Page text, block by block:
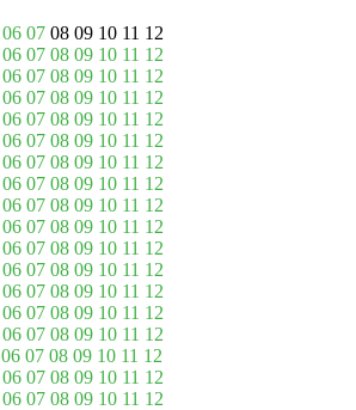
06 07 08 09 10 11 12
06 07 08 09 10 11 12
06 07 08 09 10 11 12
06 07 08 09 10 11 12
06 07 08 09 10 11 12
06 07 08 09 10 11 12
06 07 08 09 10 11 12
06 07 08 09 10 11 12
06 07 08 09 10 11 12
06 07 08 09 10 11 12
06 07 08 09 10 11 12
06 07 08 09 10 11 12
06 07 08 09 10 11 12
06 07 08 09 10 11 12
06 07 08 09 10 11 12
06 07 08 09 10 11 12
06 07 08 09 10 11 12
06 07 08 09 10 11 12